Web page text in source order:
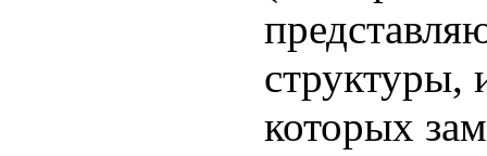
структуры,
которых